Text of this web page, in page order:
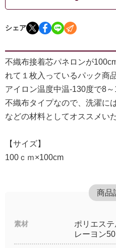
シェア
不織布接着芯パネロンが
れて１枚入っているパック商
アイロン温度中温-130度で8～
不織布タイプなので、洗濯に
などの材料としてオススメい
【サイズ】
100ｃｍ×100cm
商品
素材
ポリエステ
レーヨン